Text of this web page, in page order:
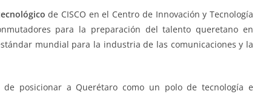
de CISCO en el Centro de Innovación y Tecnología
para la preparación del talento queretano en
mundial para la industria de las comunicaciones y la
posicionar a Querétaro como un polo de tecnología e